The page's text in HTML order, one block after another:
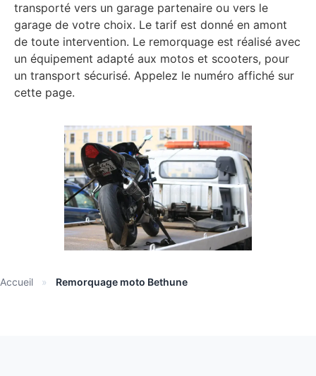
transporté vers un garage partenaire ou vers le
garage de votre choix. Le tarif est donné en amont
de toute intervention. Le remorquage est réalisé avec
un équipement adapté aux motos et scooters, pour
un transport sécurisé. Appelez le numéro affiché sur
cette page.
Accueil » Remorquage moto Bethune